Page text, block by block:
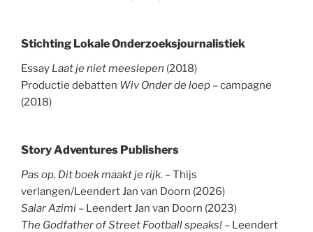
Stichting Lokale Onderzoeksjournalistiek
Essay Laat je niet meeslepen (2018)
Productie debatten Wiv Onder de loep – campagne
(2018)
Story Adventures Publishers
Pas op. Dit boek maakt je rijk. – Thijs
verlangen/Leendert Jan van Doorn (2026)
Salar Azimi – Leendert Jan van Doorn (2023)
The Godfather of Street Football speaks! – Leendert